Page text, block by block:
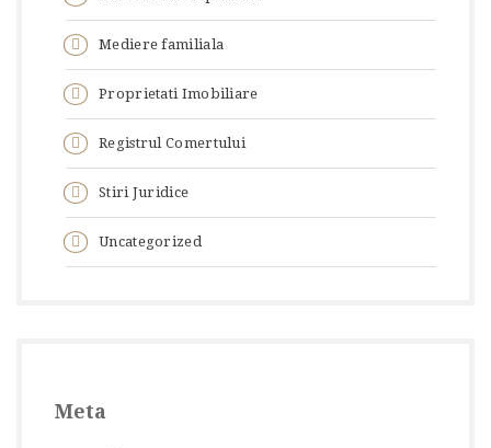
Mediere familiala
Proprietati Imobiliare
Registrul Comertului
Stiri Juridice
Uncategorized
Meta